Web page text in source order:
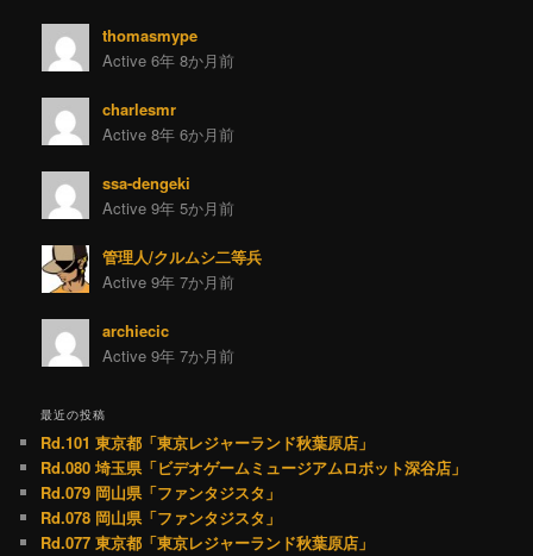
thomasmype
Active 6年 8か月前
charlesmr
Active 8年 6か月前
ssa-dengeki
Active 9年 5か月前
管理人/クルムシ二等兵
Active 9年 7か月前
archiecic
Active 9年 7か月前
最近の投稿
Rd.101 東京都「東京レジャーランド秋葉原店」
Rd.080 埼玉県「ビデオゲームミュージアムロボット深谷店」
Rd.079 岡山県「ファンタジスタ」
Rd.078 岡山県「ファンタジスタ」
Rd.077 東京都「東京レジャーランド秋葉原店」